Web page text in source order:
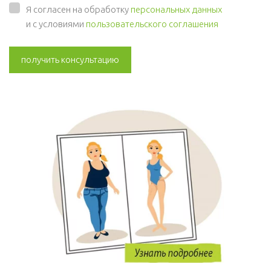
Я согласен на обработкуперсональных данных
и с условиями пользовательского соглашения
получить консультацию